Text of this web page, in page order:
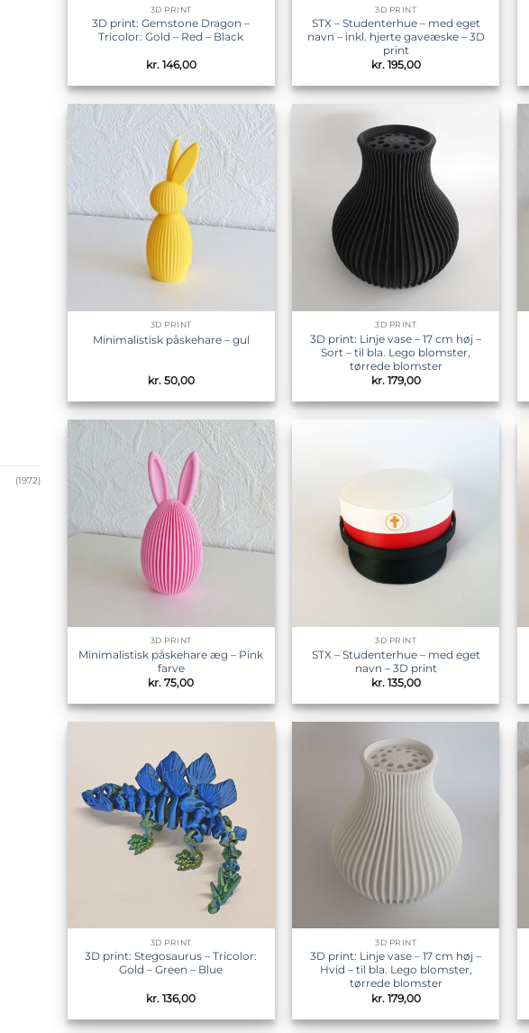
(1972)
3D PRINT
3D print: Gemstone Dragon –
Tricolor: Gold – Red – Black
kr.146,00
3D PRINT
STX – Studenterhue – med eget
navn – inkl. hjerte gaveæske – 3D
print
kr.195,00
Tilføj til
ønskeliste
3D PRINT
Minimalistisk påskehare – gul
kr.50,00
3D PRINT
3D print: Linje vase – 17 cm høj –
Sort – til bla. Lego blomster,
tørrede blomster
kr.179,00
Tilføj til
ønskeliste
3D PRINT
Minimalistisk påskehare æg – Pink
farve
kr. 75,00
3D PRINT
STX – Studenterhue – med eget
navn – 3D print
kr.135,00
ønskeliste
3D PRINT
3D print: Stegosaurus – Tricolor:
Gold – Green – Blue
kr. 136,00
3D PRINT
3D print: Linje vase – 17 cm høj –
Hvid – til bla. Lego blomster,
tørrede blomster
kr.179,00